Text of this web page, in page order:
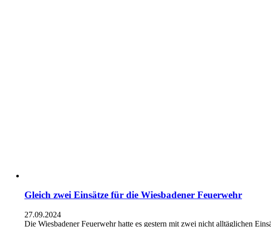
Gleich zwei Einsätze für die Wiesbadener Feuerwehr
27.09.2024
Die Wiesbadener Feuerwehr hatte es gestern mit zwei nicht alltäglichen